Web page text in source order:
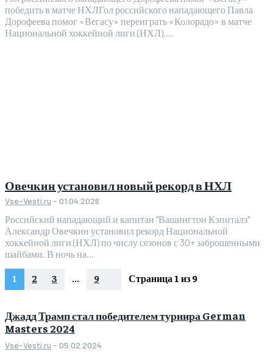
победить в матче НХЛГол российского нападающего Павла
Дорофеева помог «Вегасу» переиграть «Колорадо» в матче
Национальной хоккейной лиги (НХЛ)....
Овечкин установил новый рекорд в НХЛ
Vse-Vesti.ru - 01.04.2026
Российский нападающий и капитан "Вашингтон Кэпиталз"
Александр Овечкин установил рекорд Национальной
хоккейной лиги (НХЛ) по числу сезонов с 30+ заброшенными
шайбами. В ночь на...
1 2 3 ... 9 Страница 1 из 9
Джадд Трамп стал победителем турнира German
Masters 2024
Vse-Vesti.ru - 05.02.2024